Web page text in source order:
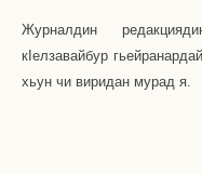
Журналдин
к елзавайбур
хьун чи виридан мурад я.